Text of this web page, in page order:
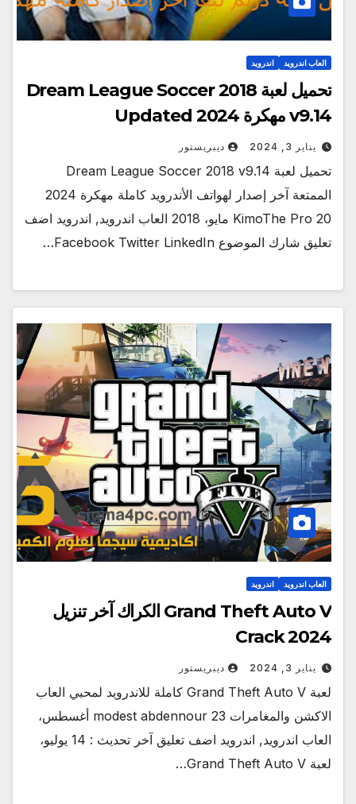
العاب اندرويد اندرويد
تحميل لعبة Dream League Soccer 2018
v9.14 مهكرة Updated 2024
يناير 3, 2024 ديبريستور
تحميل لعبة Dream League Soccer 2018 v9.14
الممتعة آخر إصدار لهواتف الأندرويد كاملة مهكرة 2024
KimoThe Pro 20 مايو، 2018 العاب اندرويد, اندرويد اضف
تعليق شارك الموضوع Facebook Twitter LinkedIn…
العاب اندرويد اندرويد
Grand Theft Auto V الكراك آخر تنزيل
Crack 2024
يناير 3, 2024 ديبريستور
لعبة Grand Theft Auto V كاملة للاندرويد لمحبي العاب
الاكشن والمغامرات modest abdennour 23 أغسطس،
العاب اندرويد, اندرويد اضف تعليق آخر تحديث : 14 يوليو،
لعبة Grand Theft Auto V…